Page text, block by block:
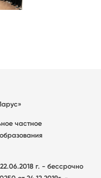
частное
г. - бессрочно